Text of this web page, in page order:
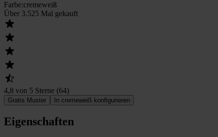
Farbe:cremeweiß
Über 3.525 Mal gekauft
4,8 von 5 Sterne (64)
Gratis Muster In cremeweiß konfigurieren
Eigenschaften